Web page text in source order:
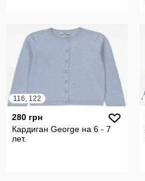
116, 122
280 грн
Кардиган George на 6 - 7
лет.